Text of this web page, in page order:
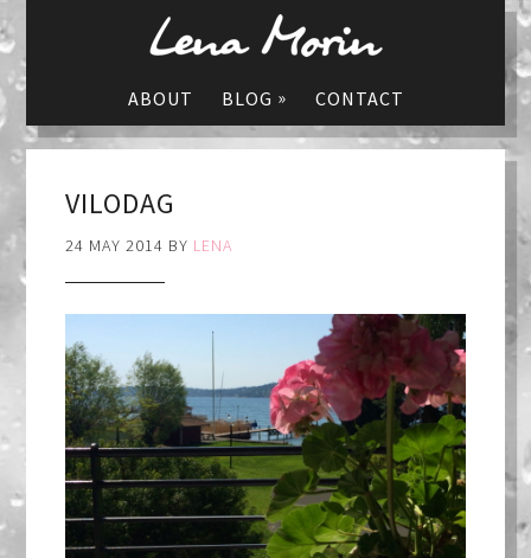
ABOUT BLOG » CONTACT
VILODAG
24 MAY 2014 BY LENA